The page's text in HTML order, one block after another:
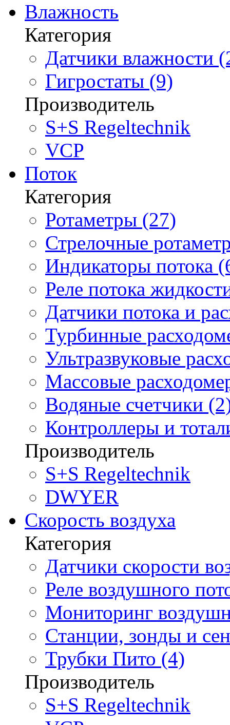
Влажность
Категория
Датчики влажности
Гигростаты (9)
Производитель
S+S Regeltechnik
VCP
Поток
Категория
Ротаметры (27)
Стрелочные
Индикаторы потока
Реле потока
Датчики потока и
Турбинные
Ультразвуковые
Массовые
Водяные счетчики
Контроллеры и
Производитель
S+S Regeltechnik
DWYER
Скорость воздуха
Категория
Датчики скорости
Реле воздушного
Мониторинг
Станции, зонды и
Трубки Пито (4)
Производитель
S+S Regeltechnik